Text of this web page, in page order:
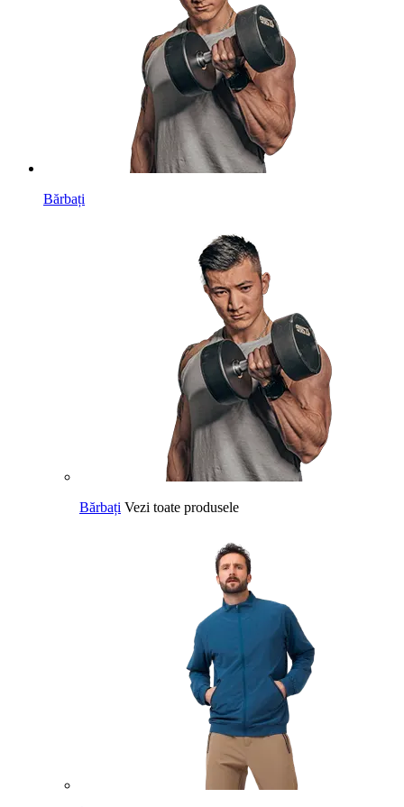
Bărbați
Bărbați Vezi toate produsele